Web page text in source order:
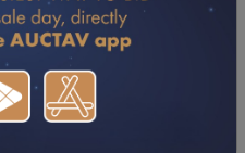
LA BAULE (PORNICHET)
(MESLAY-DU-MAINE)